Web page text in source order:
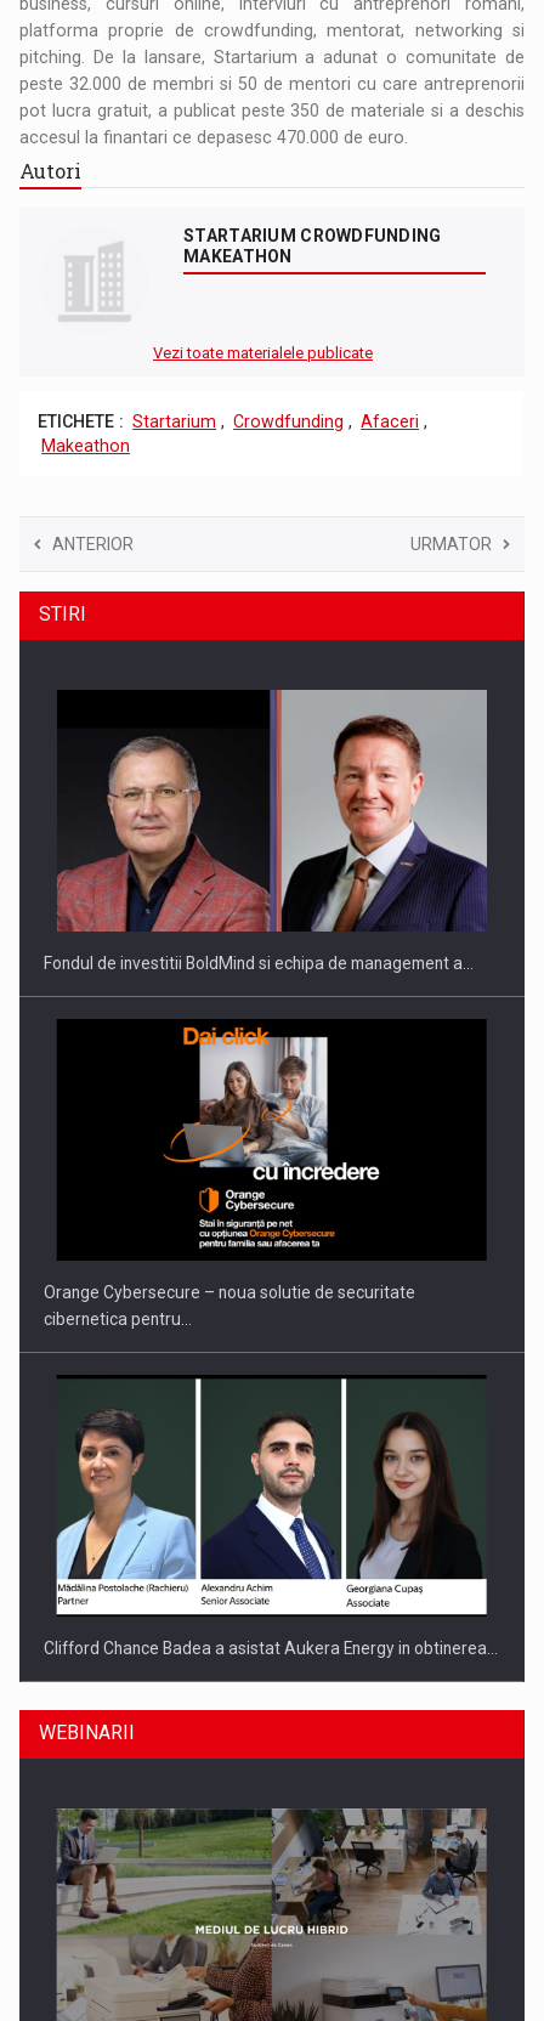
platforma proprie de crowdfunding, mentorat, networking si
pitching. De la lansare, Startarium a adunat o comunitate de
peste 32.000 de membri si 50 de mentori cu care antreprenorii
pot lucra gratuit, a publicat peste 350 de materiale si a deschis
accesul la finantari ce depasesc 470.000 de euro.
Autori
STARTARIUM CROWDFUNDING
MAKEATHON
Vezi toate materialele publicate
ETICHETE : Startarium , Crowdfunding , Afaceri ,
Makeathon
ANTERIOR URMATOR
STIRI
Fondul de investitii BoldMind si echipa de management a…
Orange Cybersecure – noua solutie de securitate
cibernetica pentru…
Clifford Chance Badea a asistat Aukera Energy in obtinerea…
SAPTE PERSONALITATI DIN MEDIUL DE AFACERI, ACADEMIC
SI INSTITUTIONAL…
WEBINARII